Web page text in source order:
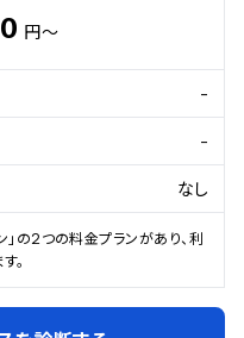
円～
-
-
なし
」の2つの料金プランがあり、利
。